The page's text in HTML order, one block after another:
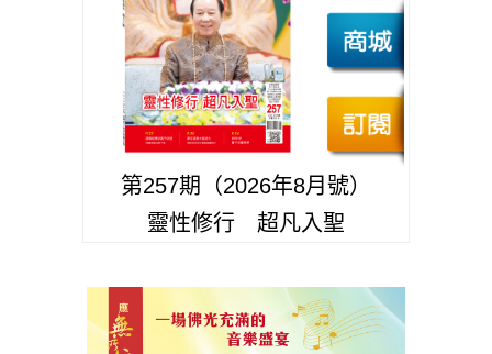
第257期（2026年8月號）
靈性修行 超凡入聖